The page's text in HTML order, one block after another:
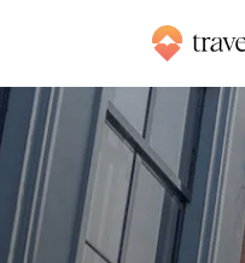
Home